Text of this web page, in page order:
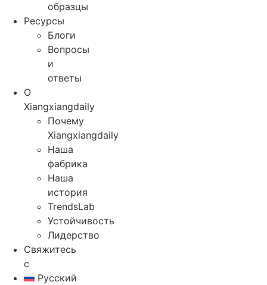
образцы
Ресурсы
Блоги
Вопросы
и
ответы
О
Xiangxiangdaily
Почему
Xiangxiangdaily
Наша
фабрика
Наша
история
TrendsLab
Устойчивость
Лидерство
Свяжитесь
с
Русский